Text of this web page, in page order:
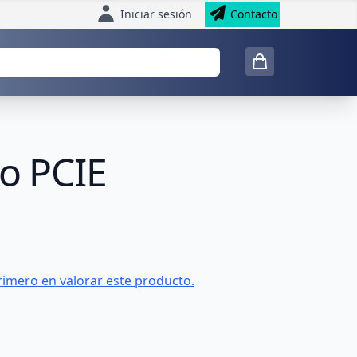
Iniciar sesión Contacto
PCIE
en valorar este producto.